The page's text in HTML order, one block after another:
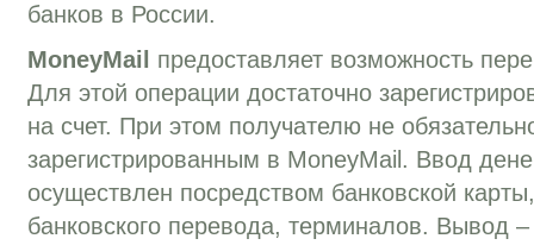
банков в России.
MoneyMail
предоставляет возможность
Для этой операции достаточно
на счет. При этом получателю не
зарегистрированным в MoneyMail. Ввод
осуществлен посредством банковской
банковского перевода, терминалов. Вывод –